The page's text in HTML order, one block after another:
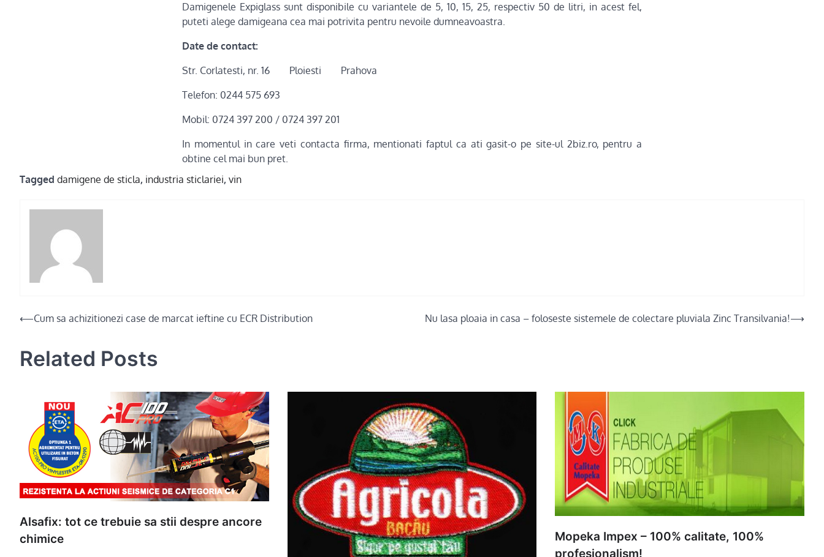
Damigenele Expiglass sunt disponibile cu variantele de 5, 10, 15, 25, respectiv 50 de litri, in acest fel,
puteti alege damigeana cea mai potrivita pentru nevoile dumneavoastra.
Date de contact:
Str. Corlatesti, nr. 16 Ploiesti Prahova
Telefon: 0244 575 693
Mobil: 0724 397 200 / 0724 397 201
In momentul in care veti contacta firma, mentionati faptul ca ati gasit-o pe site-ul 2biz.ro, pentru a
obtine cel mai bun pret.
Tagged damigene de sticla, industria sticlariei, vin
Post
⟵Cum sa achizitionezi case de marcat ieftine cu ECR Distribution Nu lasa ploaia in casa – foloseste sistemele de colectare pluviala Zinc Transilvania!⟶
Related Posts
Alsafix: tot ce trebuie sa stii despre ancore
chimice
Mopeka Impex – 100% calitate, 100%
profesionalism!